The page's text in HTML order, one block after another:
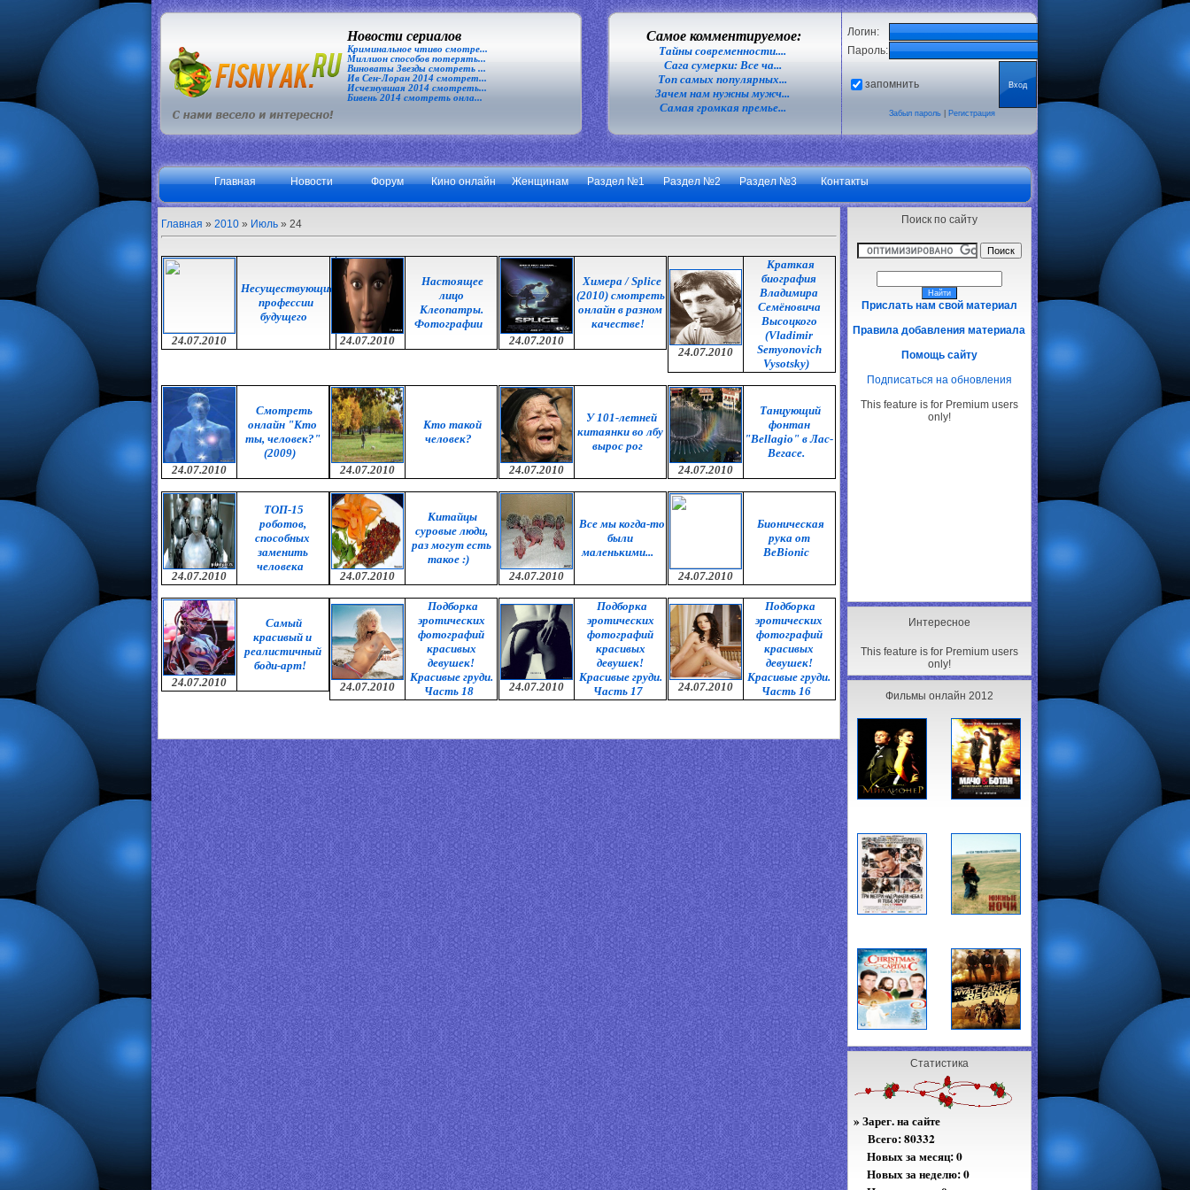
Новости сериалов
Криминальное чтиво смотре...
Миллион способов потерять...
Виноваты Звезды смотреть ...
Ив Сен-Лоран 2014 смотрет...
Исчезнувшая 2014 смотреть...
Бивень 2014 смотреть онла...
Самое комментируемое:
Тайны современности....
Сага сумерки: Все ча...
Топ самых популярных...
Зачем нам нужны мужч...
Самая громкая премье...
Логин:
Пароль:
запомнить
Забыл пароль| Регистрация
Главная Новости Форум Кино онлайн Женщинам Раздел №1 Раздел №2 Раздел №3 Контакты
Поиск по сайту
Прислать нам свой материал
Правила добавления материала
Помощь сайту
Подписаться на обновления
This feature is for Premium users
only!
Интересное
This feature is for Premium users
only!
Фильмы онлайн 2012
Статистика
» Зарег. на сайте
Всего:80332
Новых за месяц: 0
Новых за неделю: 0
Главная » 2010 » Июль » 24
24.07.2010
Несуществующие
профессии
будущего
24.07.2010
Настоящее
лицо
Клеопатры.
Фотографии
24.07.2010
Химера / Splice
(2010) смотреть
онлайн в разном
качестве!
24.07.2010
Краткая
биография
Владимира
Семёновича
Высоцкого
(Vladimir
Semyonovich
Vysotsky)
24.07.2010
Смотреть
онлайн "Кто
ты, человек?"
(2009)
24.07.2010
Кто такой
человек?
24.07.2010
У 101-летней
китаянки во лбу
вырос рог
24.07.2010
Танцующий
фонтан
"Bellagio" в Лас-
Вегасе.
24.07.2010
ТОП-15
роботов,
способных
заменить
человека
24.07.2010
Китайцы
суровые люди,
раз могут есть
такое :)
24.07.2010
Все мы когда-то
были
маленькими...
24.07.2010
Бионическая
рука от
BeBionic
24.07.2010
Самый
красивый и
реалистичный
боди-арт!
24.07.2010
Подборка
эротических
фотографий
красивых
девушек!
Красивые груди.
Часть 18
24.07.2010
Подборка
эротических
фотографий
красивых
девушек!
Красивые груди.
Часть 17
24.07.2010
Подборка
эротических
фотографий
красивых
девушек!
Красивые груди.
Часть 16